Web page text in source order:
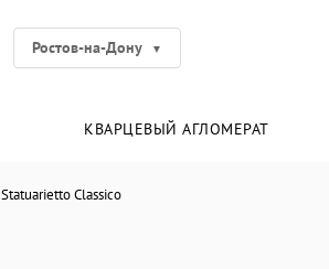
Ростов-на-Дону
КВАРЦЕВЫЙ АГЛОМЕРАТ
Statuarietto Classico